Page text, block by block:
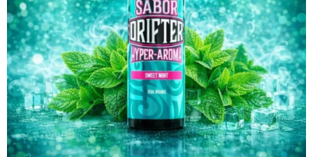
DÁRKOVÉ VOUCHERY
ATOMIZÉRY A CARTRIDGE
DIY
BATERIE A NABÍJEČKY
GRIPY & MODY